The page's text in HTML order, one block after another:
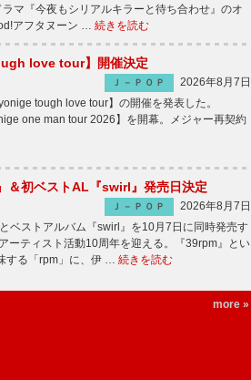
マ『今夜もシリアルキラーと待ち合わせ』のオ
アフタヌーン … 続きを読む
love tour】開催決定
Ｊ－ＰＯＰ
2026年8月7日
tough love tour】の開催を発表した。
one man tour 2026】を開幕。メジャー再契約
＆初ベストAL『swirl』発売日決定
Ｊ－ＰＯＰ
2026年8月7日
ベストアルバム『swirl』を10月7日に同時発売す
ティスト活動10周年を迎える。『39rpm』とい
する「rpm」に、伊 … 続きを読む
more »